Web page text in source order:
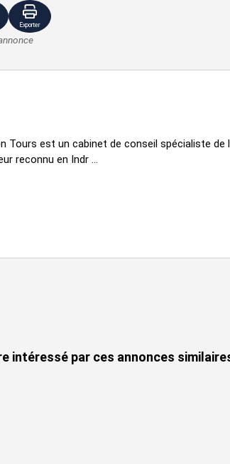
Exporter
Tours est un cabinet de conseil spécialiste de
reconnu en Indr ...
intéressé par ces annonces